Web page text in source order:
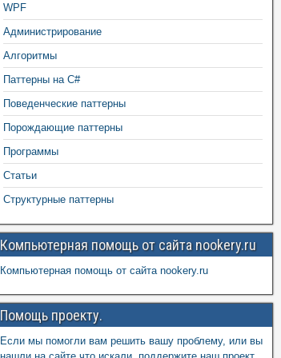
WPF
Администрирование
Алгоритмы
Паттерны на C#
Поведенческие паттерны
Порождающие паттерны
Программы
Статьи
Структурные паттерны
Компьютерная помощь от сайта nookery.ru
Компьютерная помощь от сайта nookery.ru
Помощь проекту.
Если мы помогли вам решить вашу проблему, или вы